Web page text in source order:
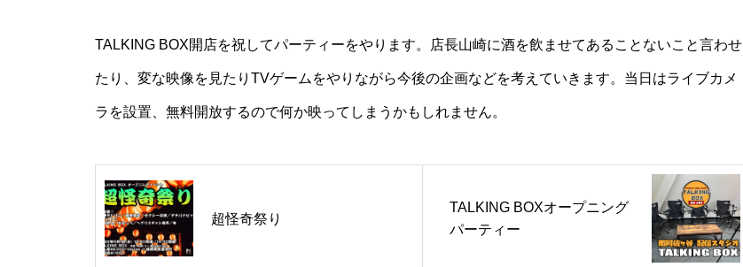
TALKING BOX開店を祝してパーティーをやります。店長山崎に酒を飲ませてあることないこと言わせ
たり、変な映像を見たりTVゲームをやりながら今後の企画などを考えていきます。当日はライブカメ
ラを設置、無料開放するので何か映ってしまうかもしれません。
超怪奇祭り
TALKING BOXオープニング
パーティー